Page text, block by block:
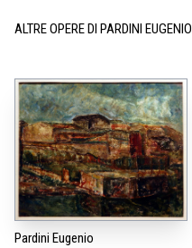
ALTRE OPERE DI PARDINI EUGENIO
Pardini Eugenio